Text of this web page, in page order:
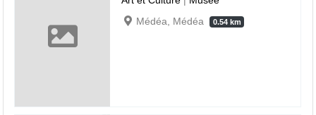
Médéa, Médéa
0.54 km